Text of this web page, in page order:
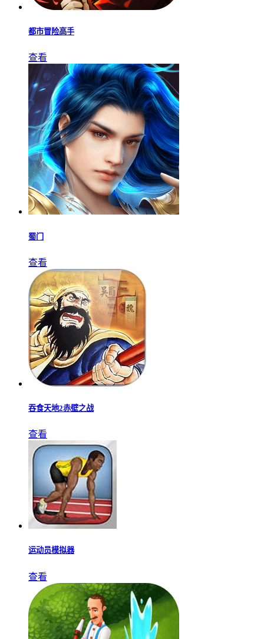
都市冒险高手
查看
蜀门
查看
吞食天地2赤壁之战
查看
运动员模拟器
查看